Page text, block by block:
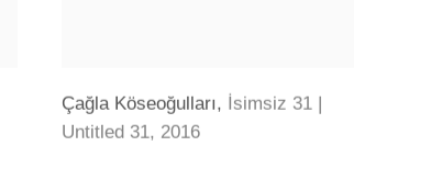
Çağla Köseoğulları, İsimsiz 31 |
Untitled 31, 2016